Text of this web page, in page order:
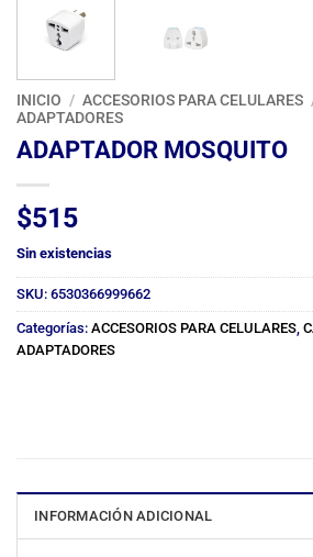
INICIO / ACCESORIOS PARA CELULARES
ADAPTADORES
ADAPTADOR MOSQUITO
$515
Sin existencias
SKU: 6530366999662
Categorías: ACCESORIOS PARA CELULARES,
ADAPTADORES
INFORMACIÓN ADICIONAL